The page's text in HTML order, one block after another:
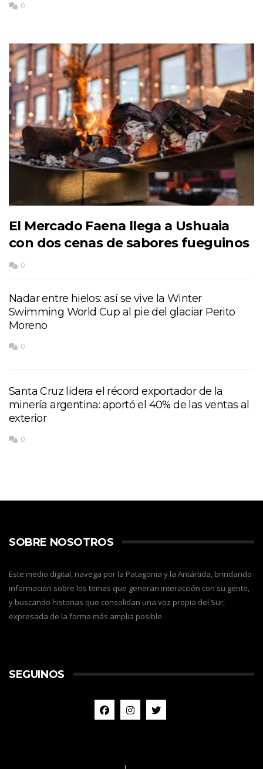
0
El Mercado Faena llega a Ushuaia
con dos cenas de sabores fueguinos
0
Nadar entre hielos: así se vive la Winter
Swimming World Cup al pie del glaciar Perito
Moreno
0
Santa Cruz lidera el récord exportador de la
minería argentina: aportó el 40% de las ventas al
exterior
0
SOBRE NOSOTROS
Este medio digital, navega por la Patagonia y la Antártida, brindando
información sobre los temas que generan interacción con su gente,
y buscando historias que consolidan una voz propia del Sur,
expresada de la forma más amplia posible.
SEGUINOS